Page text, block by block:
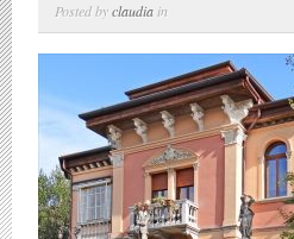
Posted byclaudia in